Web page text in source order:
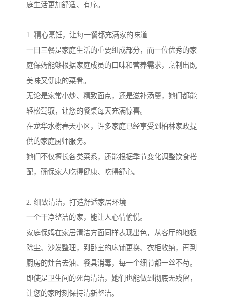
庭生活更加舒适、有序。
1. 精心烹饪，让每一餐都充满家的味道
一日三餐是家庭生活的重要组成部分，而一位优秀的家
庭保姆能够根据家庭成员的口味和营养需求，烹制出既
美味又健康的菜肴。
无论是家常小炒、精致面点，还是滋补汤羹，她们都能
轻松驾驭，让您的餐桌每天充满惊喜。
在龙华水榭春天小区，许多家庭已经享受到柏林家政提
供的家庭厨师服务。
她们不仅擅长各类菜系，还能根据季节变化调整饮食搭
配，确保家人吃得健康、吃得舒心。
2. 细致清洁，打造舒适家居环境
一个干净整洁的家，能让人心情愉悦。
家庭保姆在家居清洁方面同样表现出色，从客厅的地板
除尘、沙发整理，到卧室的床铺更换、衣柜收纳，再到
厨房的灶台去油、餐具消毒，每一个细节都一丝不苟。
即使是卫生间的死角清洁，她们也能做到彻底无残留，
让您的家时刻保持清新整洁。